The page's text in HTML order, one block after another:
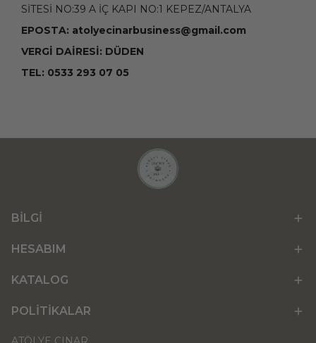
SİTESİ NO:39 A İÇ KAPI NO:1 KEPEZ/ANTALYA
EPOSTA: atolyecinarbusiness@gmail.com
VERGİ DAİRESİ: DÜDEN
TEL: 0533 293 07 05
BİLGİ
HESABIM
KATALOG
POLİTİKALAR